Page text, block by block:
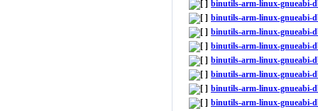
binutils-arm-linux-gnueabi-
binutils-arm-linux-gnueabi-
binutils-arm-linux-gnueabi-
binutils-arm-linux-gnueabi-
binutils-arm-linux-gnueabi-
binutils-arm-linux-gnueabi-
binutils-arm-linux-gnueabi-
binutils-arm-linux-gnueabi-